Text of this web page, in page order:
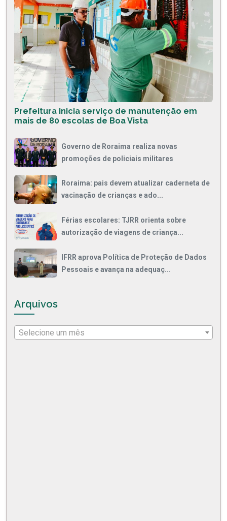
Prefeitura inicia serviço de manutenção em
mais de 80 escolas de Boa Vista
Governo de Roraima realiza novas
promoções de policiais militares
Roraima: pais devem atualizar caderneta de
vacinação de crianças e ado...
Férias escolares: TJRR orienta sobre
autorização de viagens de criança...
IFRR aprova Política de Proteção de Dados
Pessoais e avança na adequaç...
Arquivos
Selecione um mês